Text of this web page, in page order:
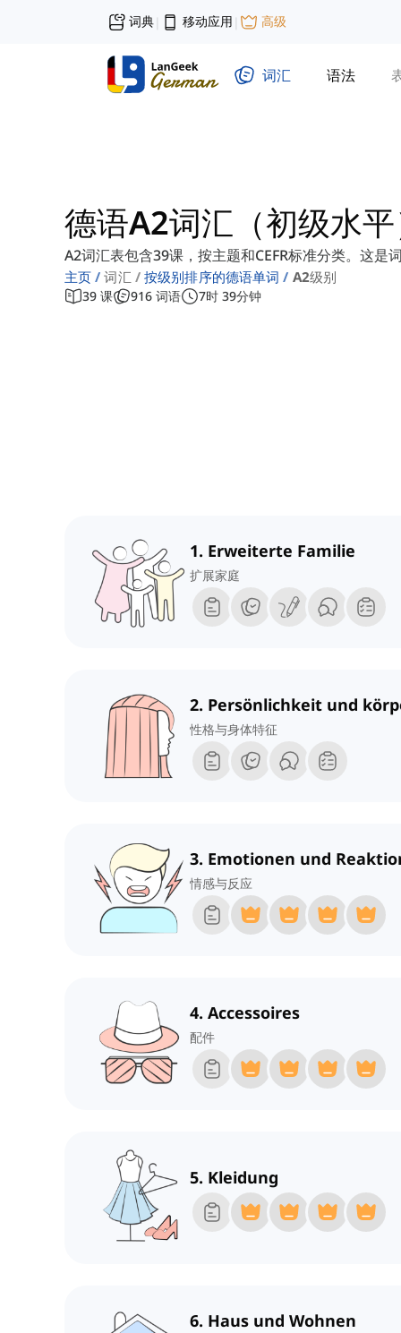
词典| 移动应用 | 高级
词汇 语法
德语A2词汇（初级水
A2词汇表包含39课，按主题和CEFR标准分类。这是
主页 词汇 按级别排序的德语单词 A2级别
39 课 916 词语 7时 39分钟
1. Erweiterte Familie
扩展家庭
2. Persönlichkeit und
性格与身体特征
3. Emotionen und
情感与反应
4. Accessoires
配件
5. Kleidung
6. Haus und Wohnen